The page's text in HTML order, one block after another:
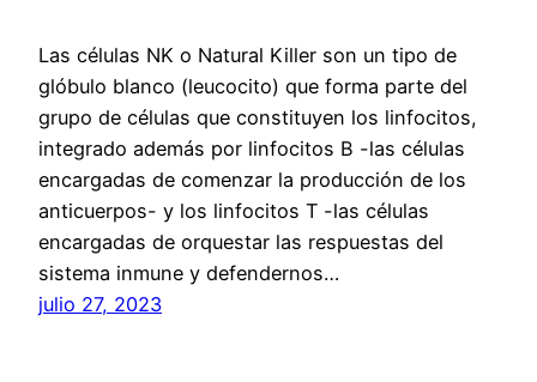
Las células NK o Natural Killer son un tipo de
glóbulo blanco (leucocito) que forma parte del
grupo de células que constituyen los linfocitos,
integrado además por linfocitos B -las células
encargadas de comenzar la producción de los
anticuerpos- y los linfocitos T -las células
encargadas de orquestar las respuestas del
sistema inmune y defendernos…
julio 27, 2023